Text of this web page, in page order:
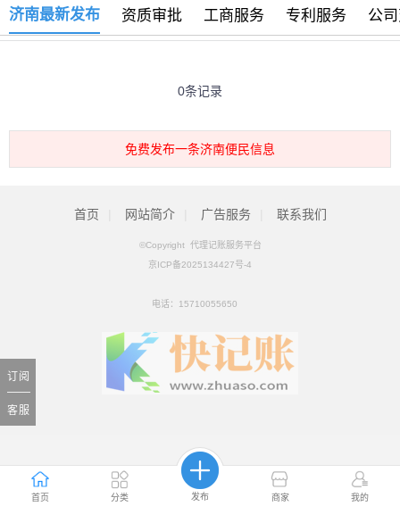
首页 分类 发布 商家 我的
济南最新发布 资质审批 工商服务 专利服务 公
0条记录
免费发布一条济南便民信息
订阅
客服
首页 网站简介 广告服务 联系我们
©Copyright 代理记账服务平台
京ICP备2025134427号-4
电话： 15710055650